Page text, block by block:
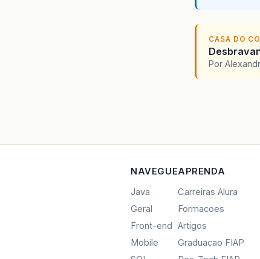
CASA DO
Por
NAVEGUE
Java
Geral
Front-end
Mobile
APRENDA
Carreiras Alura
Formacoes
Artigos
Graduacao FIAP